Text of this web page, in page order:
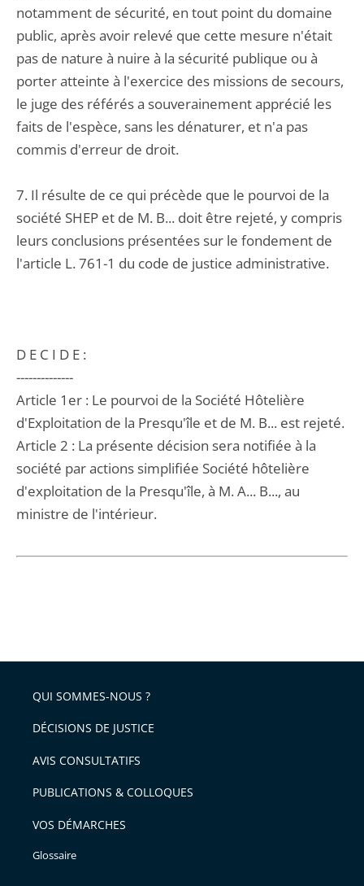
notamment de sécurité, en tout point du domaine
public, après avoir relevé que cette mesure n'était
pas de nature à nuire à la sécurité publique ou à
porter atteinte à l'exercice des missions de secours,
le juge des référés a souverainement apprécié les
faits de l'espèce, sans les dénaturer, et n'a pas
commis d'erreur de droit.
7. Il résulte de ce qui précède que le pourvoi de la
société SHEP et de M. B... doit être rejeté, y compris
leurs conclusions présentées sur le fondement de
l'article L. 761-1 du code de justice administrative.
D E C I D E :
--------------
Article 1er : Le pourvoi de la Société Hôtelière
d'Exploitation de la Presqu'île et de M. B... est rejeté.
Article 2 : La présente décision sera notifiée à la
société par actions simplifiée Société hôtelière
d'exploitation de la Presqu'île, à M. A... B..., au
ministre de l'intérieur.
QUI SOMMES-NOUS ?
DÉCISIONS DE JUSTICE
AVIS CONSULTATIFS
PUBLICATIONS & COLLOQUES
VOS DÉMARCHES
Glossaire